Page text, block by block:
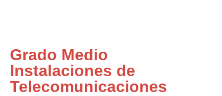
Grado Medio
Instalaciones de
Telecomunicaciones